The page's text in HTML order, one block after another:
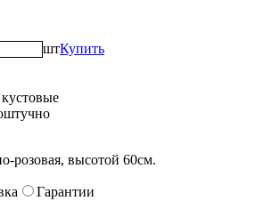
штКупить
розовая, высотой 60см.
Гарантии